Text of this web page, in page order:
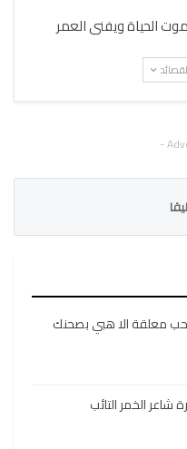
الحياة ويفنى العمر
-
معلقة الا هبي بصحنك
شاعر الخمر التائب